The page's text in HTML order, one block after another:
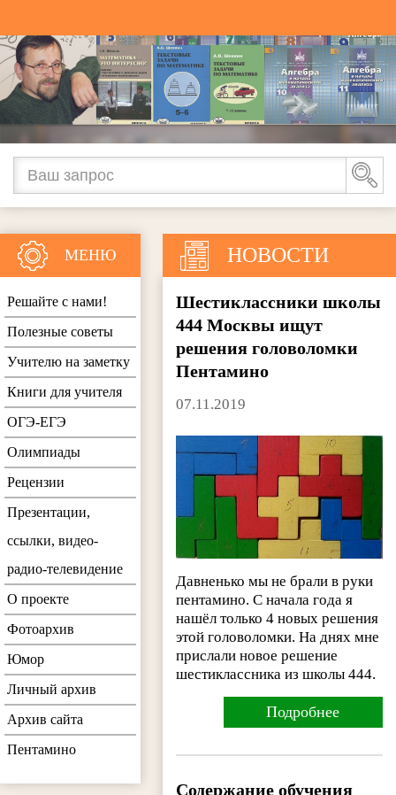
НОВОСТИ
Шестиклассники школы
444 Москвы ищут
решения головоломки
Пентамино
07.11.2019
Давненько мы не брали в руки
пентамино. С начала года я
нашёл только 4 новых решения
этой головоломки. На днях мне
прислали новое решение
шестиклассника из школы 444.
Подробнее
Содержание обучения
МЕНЮ
Решайте с нами!
Полезные советы
Учителю на заметку
Книги для учителя
ОГЭ-ЕГЭ
Олимпиады
Рецензии
Презентации,
ссылки, видео-
радио-телевидение
О проекте
Фотоархив
Юмор
Личный архив
Архив сайта
Пентамино